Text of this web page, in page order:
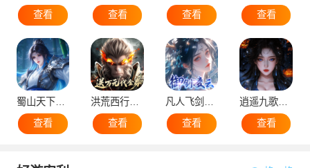
查看
查看
查看
查看
蜀山天下（0.1折免费版）
查看
洪荒西行录（0.1折万元真充高爆版）
查看
凡人飞剑（0.1折仙女管家甜蜜助阵）
查看
逍遥九歌行（0.1折10亿钻石开局）
查看